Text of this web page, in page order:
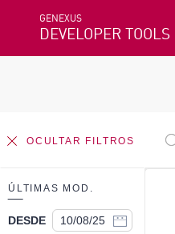
GENEXUS
DEVELOPER TOOLS